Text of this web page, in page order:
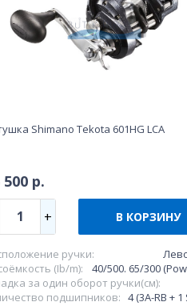
Shimano Tekota 601HG LCA
500 р.
1 + В КОРЗИНУ
ручки:
(Ib/m):
40/500. 65/300
за один оборот ручки(см):
подшипников: 4 (3A-RB + 1